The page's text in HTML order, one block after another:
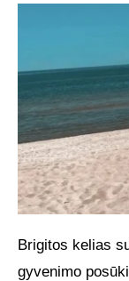
Brigitos kelias
gyvenimo